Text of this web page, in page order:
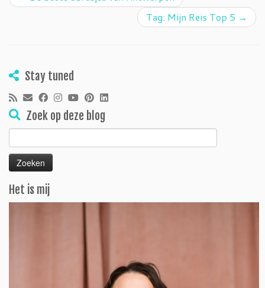
Tag: Mijn Reis Top 5 →
Stay tuned
Zoek op deze blog
naar:
Het is mij